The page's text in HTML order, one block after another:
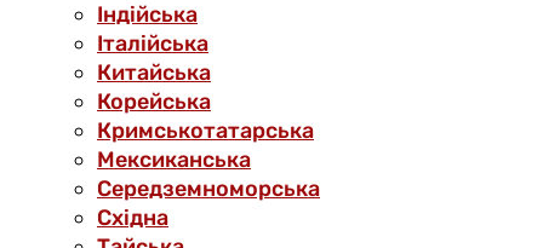
Індійська
Італійська
Китайська
Корейська
Кримськотатарська
Мексиканська
Середземноморська
Східна